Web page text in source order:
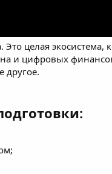
целая
и цифровых
другое.